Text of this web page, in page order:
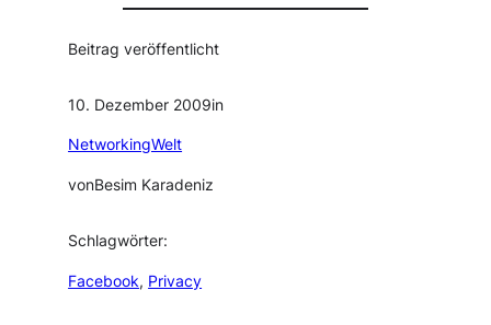
Beitrag veröffentlicht
10. Dezember 2009in
NetworkingWelt
vonBesim Karadeniz
Schlagwörter:
Facebook, Privacy